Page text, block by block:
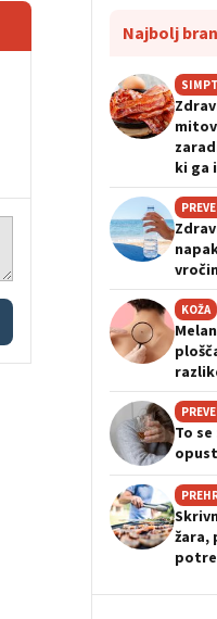
Najbolj
ki ga
KOŽA
To
žara,